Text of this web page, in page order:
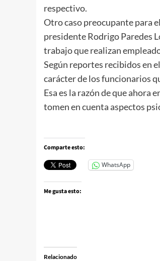
respectivo.
Otro caso preocupante para
presidente Rodrigo Paredes
trabajo que realizan
Según reportes recibidos en
carácter de los funcionarios
Esa es la razón de que ahora
tomen en cuenta aspectos
Comparte esto:
WhatsApp
Me gusta esto:
Relacionado